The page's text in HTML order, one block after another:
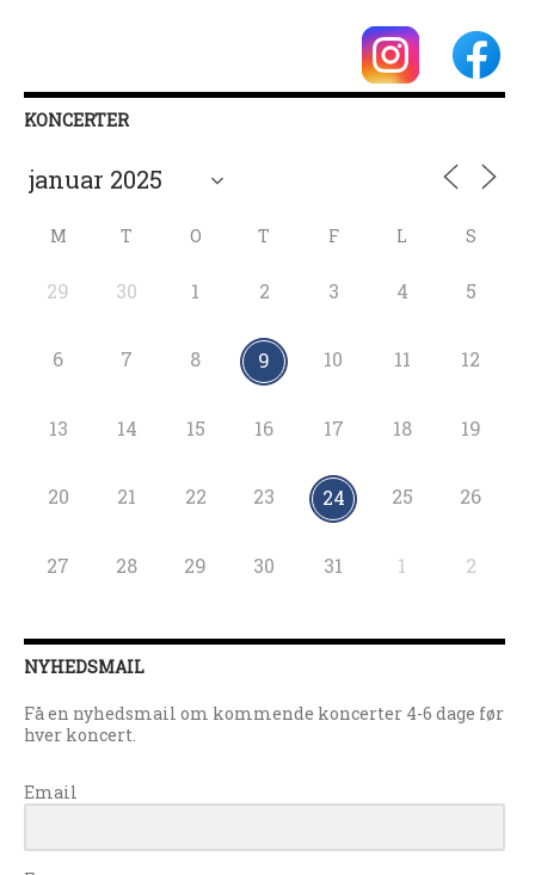
KONCERTER
M T O T F L S
29 30 1 2 3 4 5
6 7 8 9 10 11 12
13 14 15 16 17 18 19
20 21 22 23 24 25 26
27 28 29 30 31 1 2
NYHEDSMAIL
Få en nyhedsmail om kommende koncerter 4-6 dage før
hver koncert.
Email